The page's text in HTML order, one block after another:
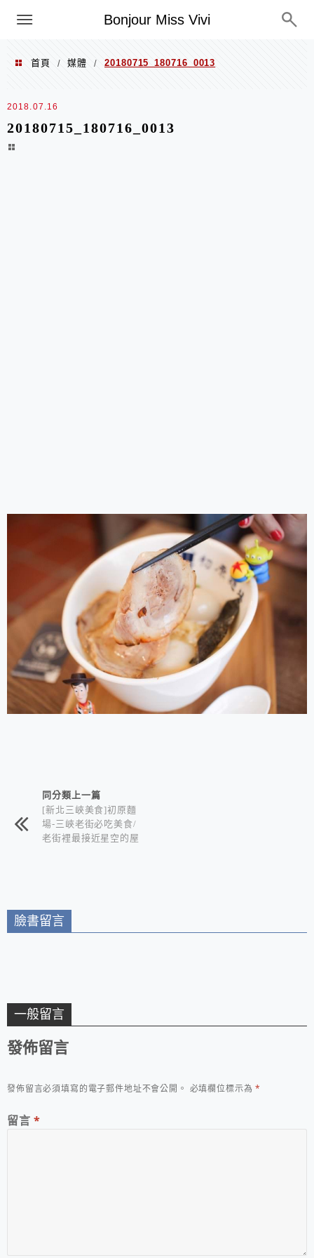
Bonjour Miss Vivi
選單
首頁 / 媒體 / 20180715_180716_0013
2018.07.16
20180715_180716_0013
相連文章同分類上一篇
[新北三峽美食]初原麵
場-三峽老街必吃美食/
老街裡最接近星空的屋
臉書留言
一般留言
發佈留言
發佈留言必須填寫的電子郵件地址不會公開。 必填欄位標示為*
留言 *